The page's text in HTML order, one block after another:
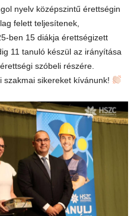
nyelv középszintű érettségin
felett teljesítenek,
ben 15 diákja érettségizett
11 tanuló készül az irányítása
szóbeli részére.
sikereket kívánunk!